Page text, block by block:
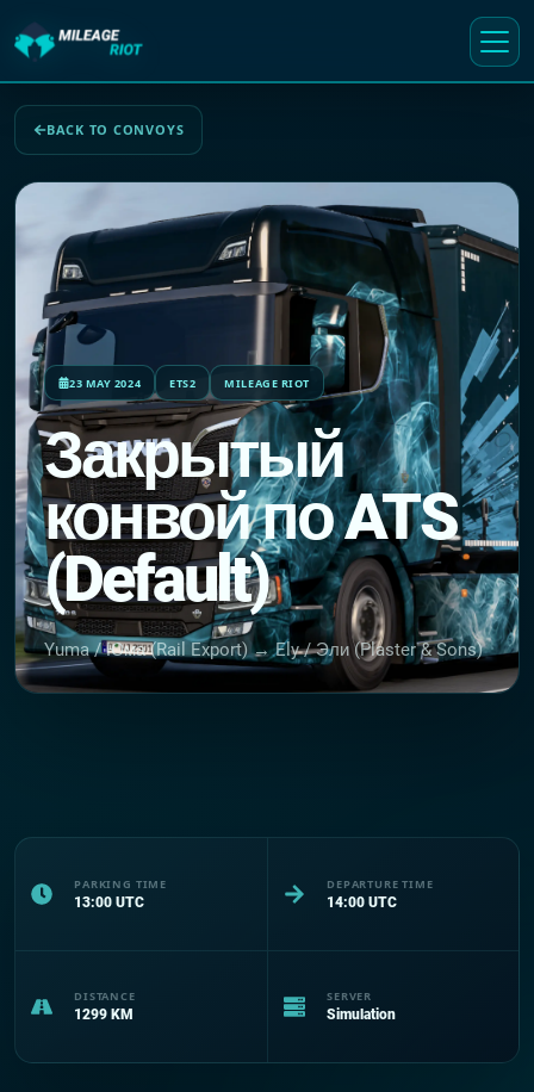
BACK TO CONVOYS
23 MAY 2024 ETS2 MILEAGE RIOT
Закрытый
конвой по ATS
(Default)
Yuma / Юма (Rail Export) → Ely / Эли (Plaster & Sons)
PARKING TIME
13:00 UTC
DEPARTURE TIME
14:00 UTC
DISTANCE
1299 KM
SERVER
Simulation